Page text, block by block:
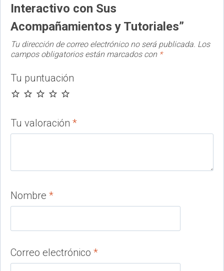
Tutoriales
cantidad
Interactivo con Sus
Acompañamientos y Tutoriales”
Tu dirección de correo electrónico no será publicada. Los
campos obligatorios están marcados con *
Tu puntuación
Tu valoración *
Nombre *
Correo electrónico *